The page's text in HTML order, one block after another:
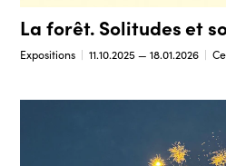
La forêt. Solitudes et
Expositions 11.10.2025 — 18.01.2026